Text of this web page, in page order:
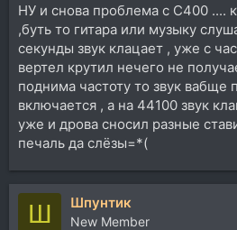
НУ и снова проблема с C400 ....
,буть то гитара или музыку
секунды звук клацает , уже с
вертел крутил нечего не
поднима частоту то звук вабще
включается , а на 44100 звук
уже и дрова сносил разные
печаль да слёзы=*(
Ш Шпунтик
New Member